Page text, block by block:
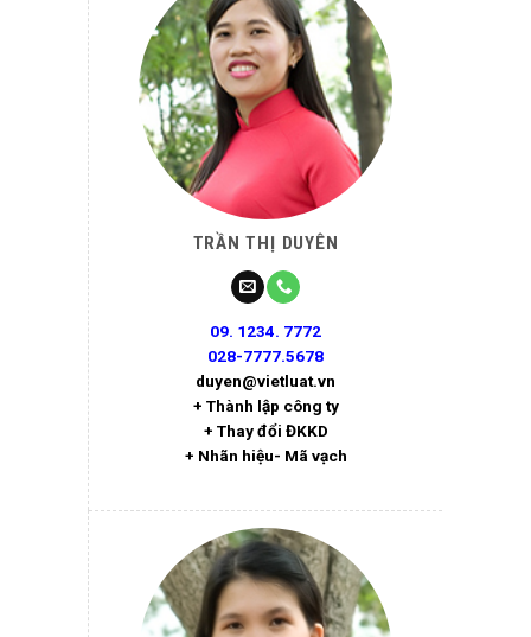
TRẦN THỊ DUYÊN
09. 1234. 7772
028-7777.5678
duyen@vietluat.vn
+ Thành lập công ty
+ Thay đổi ĐKKD
+ Nhãn hiệu- Mã vạch